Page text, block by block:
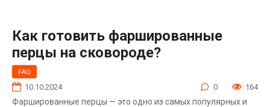
Как готовить фаршированные
перцы на сковороде?
FAQ
10.10.2024 0 164
Фаршированные перцы — это одно из самых популярных и